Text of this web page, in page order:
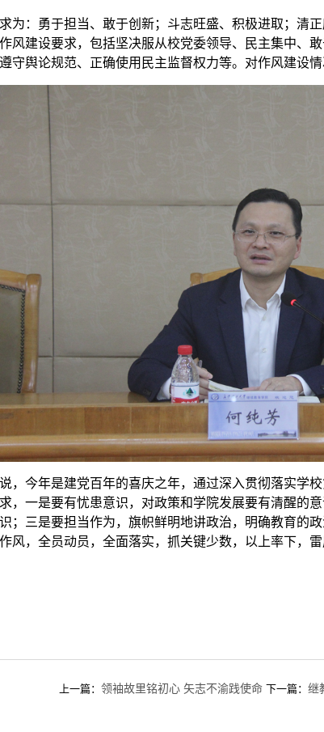
为：勇于担当、敢于创新；斗志旺盛、积极进取；清
风建设要求，包括坚决服从校党委领导、民主集中、
守舆论规范、正确使用民主监督权力等。对作风建设
，今年是建党百年的喜庆之年，通过深入贯彻落实学
，一是要有忧患意识，对政策和学院发展要有清醒的
；三是要担当作为，旗帜鲜明地讲政治，明确教育的
风，全员动员，全面落实，抓关键少数，以上率下，
上一篇： 领袖故里铭初心 矢志不渝践使命 下一篇： 继